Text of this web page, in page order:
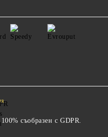
съобразен с GDPR.